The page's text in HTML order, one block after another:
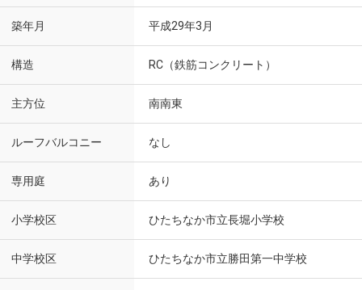
築年月 平成29年3月
構造 RC（鉄筋コンクリート）
主方位 南南東
ルーフバルコニー なし
専用庭 あり
小学校区 ひたちなか市立長堀小学校
中学校区 ひたちなか市立勝田第一中学校